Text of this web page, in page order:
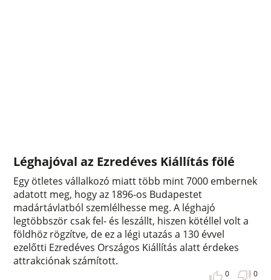
Léghajóval az Ezredéves Kiállítás fölé
Egy ötletes vállalkozó miatt több mint 7000 embernek
adatott meg, hogy az 1896-os Budapestet
madártávlatból szemlélhesse meg. A léghajó
legtöbbször csak fel- és leszállt, hiszen kötéllel volt a
földhöz rögzítve, de ez a légi utazás a 130 évvel
ezelőtti Ezredéves Országos Kiállítás alatt érdekes
attrakciónak számított.
0 0